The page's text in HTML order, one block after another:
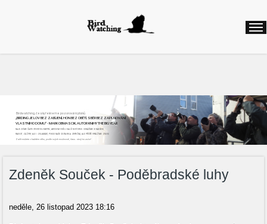
Birdwatching, česky řekneme pozorování ptáků
„BIRDING JE LOV BEZ ZABÍJENÍ, HON BEZ OBĚTÍ, SBĚR BEZ ZAPLŇOVÁNÍ
VLASTNÍHO DOMU“ - MARK OBMASCIK, AUTOR KNIHY THE BIG YEAR
NAJEZDÍME ČASTO STOVKY KILOMETRŮ, ABYCHOM VIDĚLI DALŠÍ NOVÝ DRUH. ODNÁŠÍME SI NADŠENÍ,
RADOST, ZÁŽITKY, ALE I ZKLAMÁNÍ, POKUD NAŠE CESTA BYLA ZBYTEČNÁ, ALE PŘÍŠTĚ VYRÁŽÍME ZNOVU
Začít můžete v každém věku, podle svých možností, času...stojí to za to!
Zdeněk Souček - Poděbradské luhy
neděle, 26 listopad 2023 18:16